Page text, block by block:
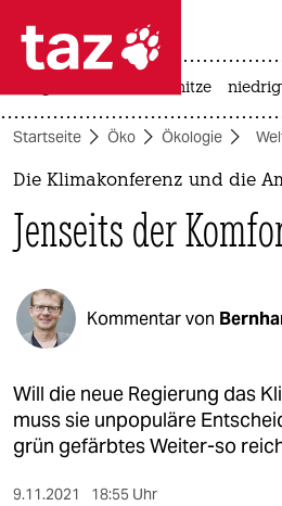
 taz zahl ich
taz zahl ich
politik
öko
gesellschaft
kultur
sport
berlin
hitze
Startseite Öko Ökologie
Die Klimakonferenz und die
Jenseits der
Kommentar von
Will die neue Regierung das
muss sie unpopuläre
grün gefärbtes Weiter-so
9.11.2021 18:55 Uhr